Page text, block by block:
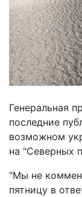
Генеральная
последние
возможном
на "Северных
"Мы не
пятницу в